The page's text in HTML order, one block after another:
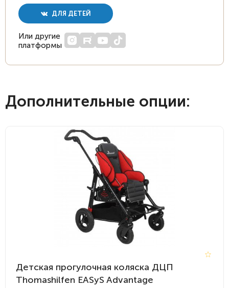
ДЛЯ ДЕТЕЙ
Или другие
платформы
Дополнительные опции:
Детская прогулочная коляска ДЦП
Thomashilfen EASyS Advantage